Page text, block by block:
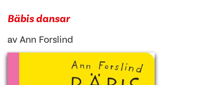
Bäbis dansar
avAnn Forslind